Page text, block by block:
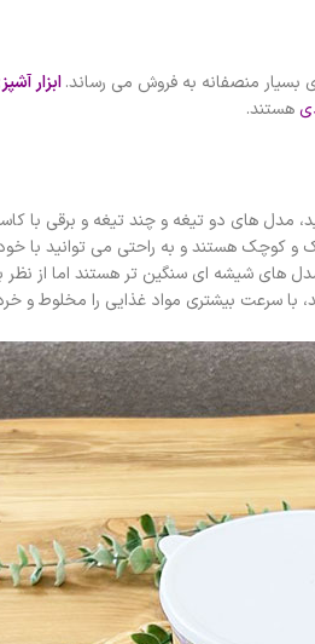
بسیار منصفانه به فروش می رساند.ابزار
هستند.
مدل های دو تیغه و چند تیغه و برقی با
و کوچک هستند و به راحتی می توانید با
ای سنگین تر هستند اما از نظر
با سرعت بیشتری مواد غذایی را مخلوط